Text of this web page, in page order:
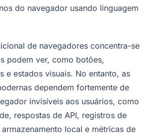
do navegador usando linguagem
de navegadores concentra-se
podem ver, como botões,
e estados visuais. No entanto, as
dependem fortemente de
invisíveis aos usuários, como
respostas de API, registros de
local e métricas de